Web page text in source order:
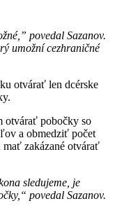
povedal Sazanov.
umožní cezhraničné
otvárať len dcérske
otvárať pobočky so
a obmedziť počet
mať zakázané otvárať
sledujeme, je
povedal Sazanov.